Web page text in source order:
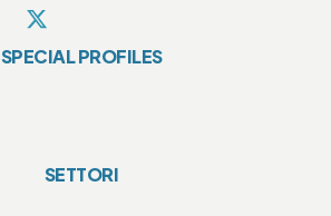
SPECIAL PROFILES
SETTORI